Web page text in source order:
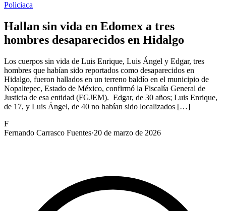
Policiaca
Hallan sin vida en Edomex a tres
hombres desaparecidos en Hidalgo
Los cuerpos sin vida de Luis Enrique, Luis Ángel y Edgar, tres
hombres que habían sido reportados como desaparecidos en
Hidalgo, fueron hallados en un terreno baldío en el municipio de
Nopaltepec, Estado de México, confirmó la Fiscalía General de
Justicia de esa entidad (FGJEM). Edgar, de 30 años; Luis Enrique,
de 17, y Luis Ángel, de 40 no habían sido localizados […]
F
Fernando Carrasco Fuentes·20 de marzo de 2026